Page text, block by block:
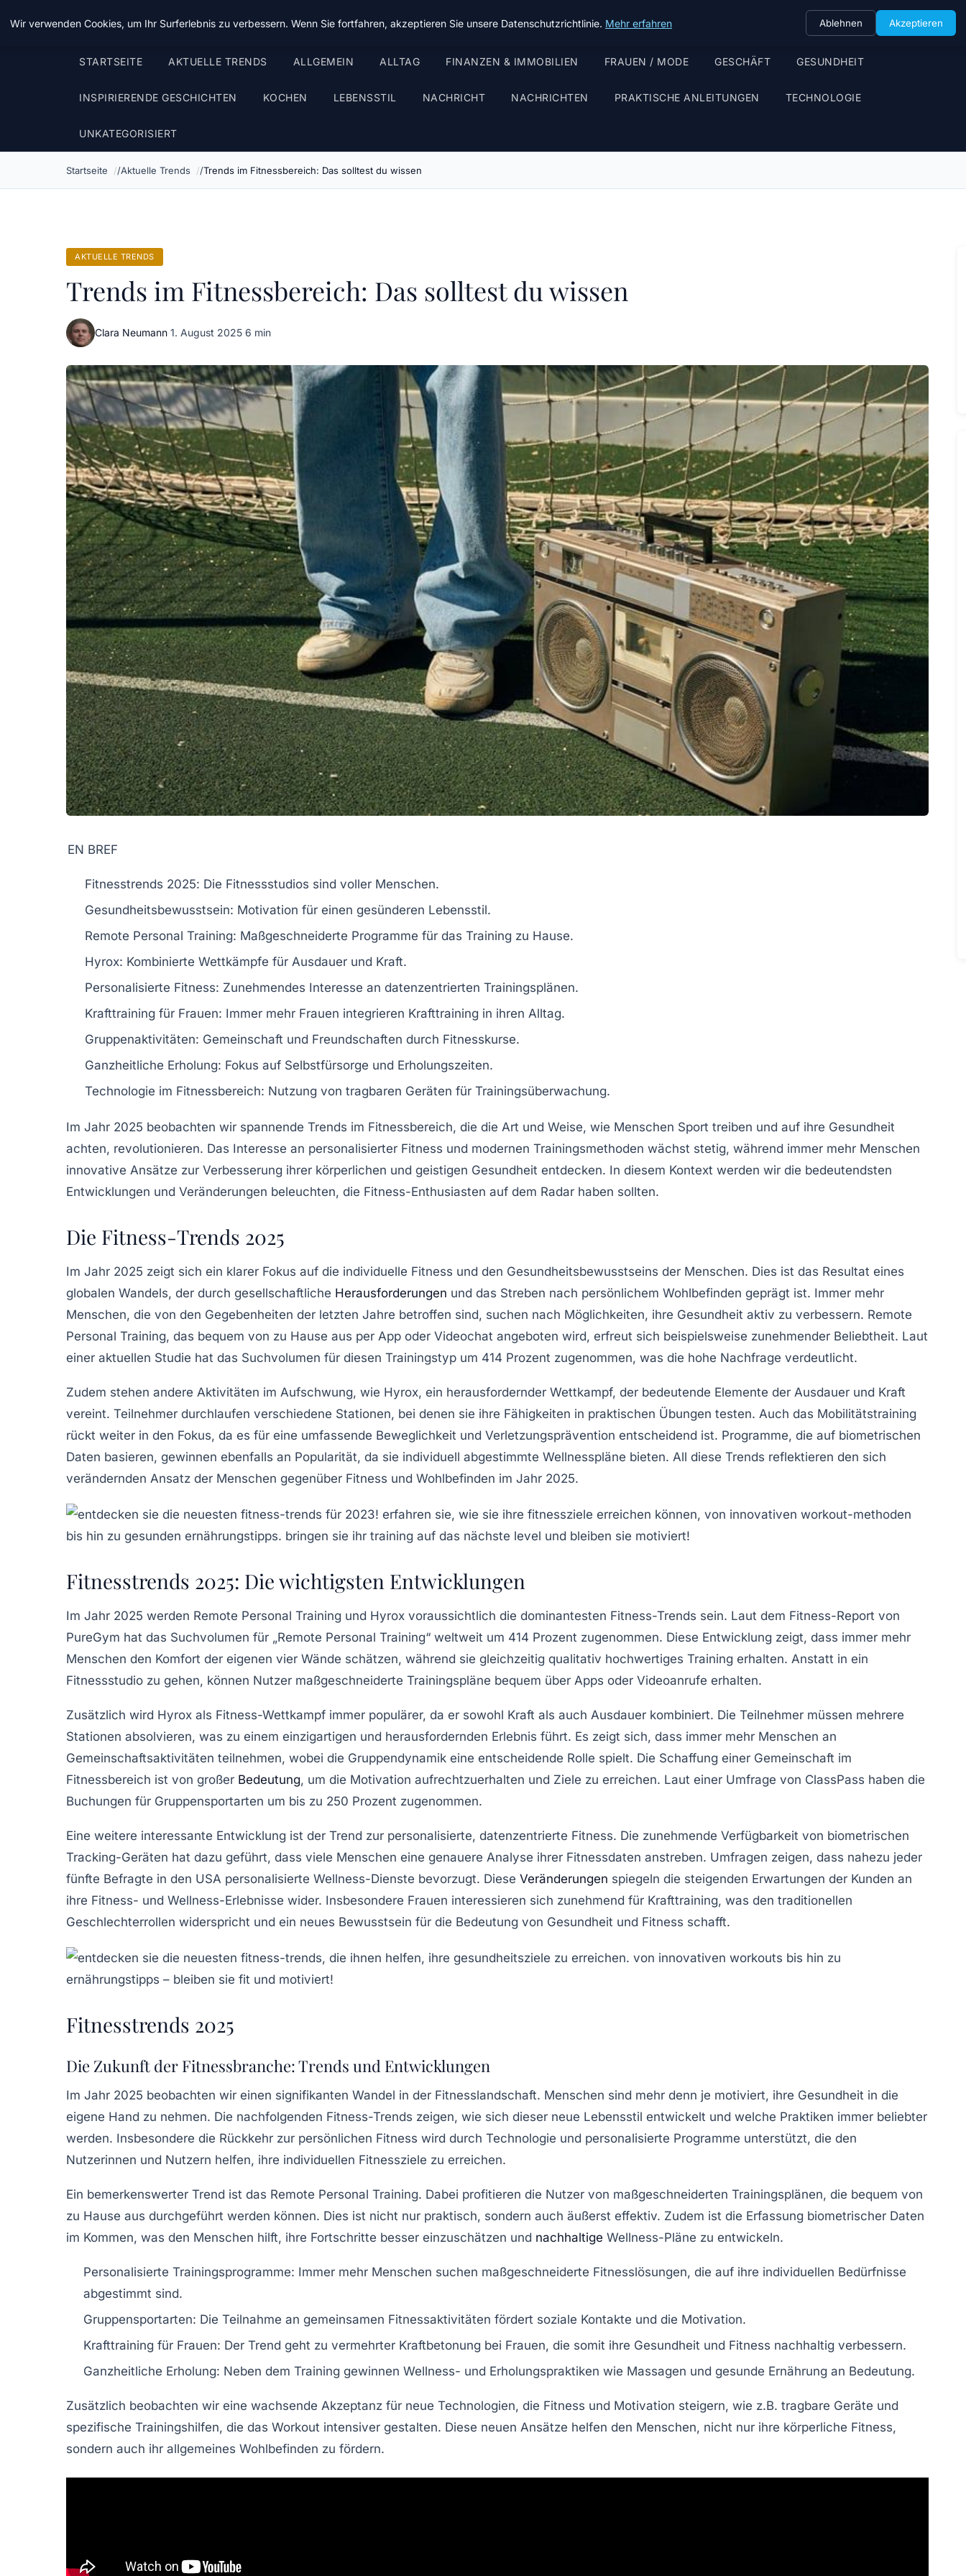
Taz Nrw
STARTSEITE AKTUELLE TRENDS ALLGEMEIN ALLTAG FINANZEN & IMMOBILIEN FRAUEN / MODE GESCHÄFT GESUNDHEIT
INSPIRIERENDE GESCHICHTEN KOCHEN LEBENSSTIL NACHRICHT NACHRICHTEN PRAKTISCHE ANLEITUNGEN TECHNOLOGIE
UNKATEGORISIERT
Startseite Aktuelle Trends Trends im Fitnessbereich: Das solltest du wissen
AKTUELLE TRENDS
Trends im Fitnessbereich: Das solltest du wissen
Clara Neumann·1. August 2025·6 min
EN BREF
Fitnesstrends 2025: Die Fitnessstudios sind voller Menschen.
Gesundheitsbewusstsein: Motivation für einen gesünderen Lebensstil.
Remote Personal Training: Maßgeschneiderte Programme für das Training zu Hause.
Hyrox: Kombinierte Wettkämpfe für Ausdauer und Kraft.
Personalisierte Fitness: Zunehmendes Interesse an datenzentrierten Trainingsplänen.
Krafttraining für Frauen: Immer mehr Frauen integrieren Krafttraining in ihren Alltag.
Gruppenaktivitäten: Gemeinschaft und Freundschaften durch Fitnesskurse.
Ganzheitliche Erholung: Fokus auf Selbstfürsorge und Erholungszeiten.
Technologie im Fitnessbereich: Nutzung von tragbaren Geräten für Trainingsüberwachung.
Im Jahr 2025 beobachten wir spannende Trends im Fitnessbereich, die die Art und Weise, wie Menschen Sport treiben und auf ihre Gesundheit
achten, revolutionieren. Das Interesse an personalisierter Fitness und modernen Trainingsmethoden wächst stetig, während immer mehr Menschen
innovative Ansätze zur Verbesserung ihrer körperlichen und geistigen Gesundheit entdecken. In diesem Kontext werden wir die bedeutendsten
Entwicklungen und Veränderungen beleuchten, die Fitness-Enthusiasten auf dem Radar haben sollten.
Die Fitness-Trends 2025
Im Jahr 2025 zeigt sich ein klarer Fokus auf die individuelle Fitness und den Gesundheitsbewusstseins der Menschen. Dies ist das Resultat eines
globalen Wandels, der durch gesellschaftliche Herausforderungen und das Streben nach persönlichem Wohlbefinden geprägt ist. Immer mehr
Menschen, die von den Gegebenheiten der letzten Jahre betroffen sind, suchen nach Möglichkeiten, ihre Gesundheit aktiv zu verbessern. Remote
Personal Training, das bequem von zu Hause aus per App oder Videochat angeboten wird, erfreut sich beispielsweise zunehmender Beliebtheit. Laut
einer aktuellen Studie hat das Suchvolumen für diesen Trainingstyp um 414 Prozent zugenommen, was die hohe Nachfrage verdeutlicht.
Zudem stehen andere Aktivitäten im Aufschwung, wie Hyrox, ein herausfordernder Wettkampf, der bedeutende Elemente der Ausdauer und Kraft
vereint. Teilnehmer durchlaufen verschiedene Stationen, bei denen sie ihre Fähigkeiten in praktischen Übungen testen. Auch das Mobilitätstraining
rückt weiter in den Fokus, da es für eine umfassende Beweglichkeit und Verletzungsprävention entscheidend ist. Programme, die auf biometrischen
Daten basieren, gewinnen ebenfalls an Popularität, da sie individuell abgestimmte Wellnesspläne bieten. All diese Trends reflektieren den sich
verändernden Ansatz der Menschen gegenüber Fitness und Wohlbefinden im Jahr 2025.
Fitnesstrends 2025: Die wichtigsten Entwicklungen
Im Jahr 2025 werden Remote Personal Training und Hyrox voraussichtlich die dominantesten Fitness-Trends sein. Laut dem Fitness-Report von
PureGym hat das Suchvolumen für „Remote Personal Training“ weltweit um 414 Prozent zugenommen. Diese Entwicklung zeigt, dass immer mehr
Menschen den Komfort der eigenen vier Wände schätzen, während sie gleichzeitig qualitativ hochwertiges Training erhalten. Anstatt in ein
Fitnessstudio zu gehen, können Nutzer maßgeschneiderte Trainingspläne bequem über Apps oder Videoanrufe erhalten.
Zusätzlich wird Hyrox als Fitness-Wettkampf immer populärer, da er sowohl Kraft als auch Ausdauer kombiniert. Die Teilnehmer müssen mehrere
Stationen absolvieren, was zu einem einzigartigen und herausfordernden Erlebnis führt. Es zeigt sich, dass immer mehr Menschen an
Gemeinschaftsaktivitäten teilnehmen, wobei die Gruppendynamik eine entscheidende Rolle spielt. Die Schaffung einer Gemeinschaft im
Fitnessbereich ist von großer Bedeutung, um die Motivation aufrechtzuerhalten und Ziele zu erreichen. Laut einer Umfrage von ClassPass haben die
Buchungen für Gruppensportarten um bis zu 250 Prozent zugenommen.
Eine weitere interessante Entwicklung ist der Trend zur personalisierte, datenzentrierte Fitness. Die zunehmende Verfügbarkeit von biometrischen
Tracking-Geräten hat dazu geführt, dass viele Menschen eine genauere Analyse ihrer Fitnessdaten anstreben. Umfragen zeigen, dass nahezu jeder
fünfte Befragte in den USA personalisierte Wellness-Dienste bevorzugt. Diese Veränderungen spiegeln die steigenden Erwartungen der Kunden an
ihre Fitness- und Wellness-Erlebnisse wider. Insbesondere Frauen interessieren sich zunehmend für Krafttraining, was den traditionellen
Geschlechterrollen widerspricht und ein neues Bewusstsein für die Bedeutung von Gesundheit und Fitness schafft.
Fitnesstrends 2025
Die Zukunft der Fitnessbranche: Trends und Entwicklungen
Im Jahr 2025 beobachten wir einen signifikanten Wandel in der Fitnesslandschaft. Menschen sind mehr denn je motiviert, ihre Gesundheit in die
eigene Hand zu nehmen. Die nachfolgenden Fitness-Trends zeigen, wie sich dieser neue Lebensstil entwickelt und welche Praktiken immer beliebter
werden. Insbesondere die Rückkehr zur persönlichen Fitness wird durch Technologie und personalisierte Programme unterstützt, die den
Nutzerinnen und Nutzern helfen, ihre individuellen Fitnessziele zu erreichen.
Ein bemerkenswerter Trend ist das Remote Personal Training. Dabei profitieren die Nutzer von maßgeschneiderten Trainingsplänen, die bequem von
zu Hause aus durchgeführt werden können. Dies ist nicht nur praktisch, sondern auch äußerst effektiv. Zudem ist die Erfassung biometrischer Daten
im Kommen, was den Menschen hilft, ihre Fortschritte besser einzuschätzen und nachhaltige Wellness-Pläne zu entwickeln.
Personalisierte Trainingsprogramme: Immer mehr Menschen suchen maßgeschneiderte Fitnesslösungen, die auf ihre individuellen Bedürfnisse
abgestimmt sind.
Gruppensportarten: Die Teilnahme an gemeinsamen Fitnessaktivitäten fördert soziale Kontakte und die Motivation.
Krafttraining für Frauen: Der Trend geht zu vermehrter Kraftbetonung bei Frauen, die somit ihre Gesundheit und Fitness nachhaltig verbessern.
Ganzheitliche Erholung: Neben dem Training gewinnen Wellness- und Erholungspraktiken wie Massagen und gesunde Ernährung an Bedeutung.
Zusätzlich beobachten wir eine wachsende Akzeptanz für neue Technologien, die Fitness und Motivation steigern, wie z.B. tragbare Geräte und
spezifische Trainingshilfen, die das Workout intensiver gestalten. Diese neuen Ansätze helfen den Menschen, nicht nur ihre körperliche Fitness,
sondern auch ihr allgemeines Wohlbefinden zu fördern.
Wir verwenden Cookies, um Ihr Surferlebnis zu verbessern. Wenn Sie fortfahren, akzeptieren Sie unsere Datenschutzrichtlinie. Mehr erfahren Ablehnen Akzeptieren